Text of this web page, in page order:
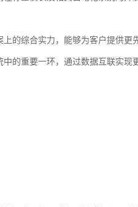
的综合实力，能够为客户提供更
的重要一环，通过数据互联实现